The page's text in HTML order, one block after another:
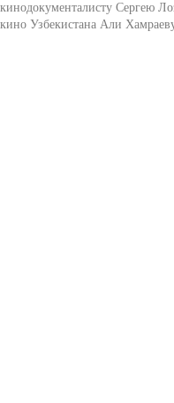
кинодокументалисту Сергею
кино Узбекистана Али